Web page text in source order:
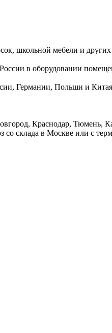
школьной мебели и
в оборудовании
Германии, Польши и
Краснодар, Тюмень,
склада в Москве или с